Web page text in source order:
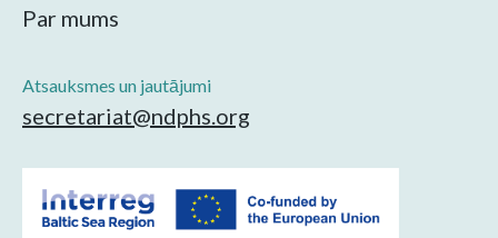
Par mums
Atsauksmes un jautājumi
secretariat@ndphs.org